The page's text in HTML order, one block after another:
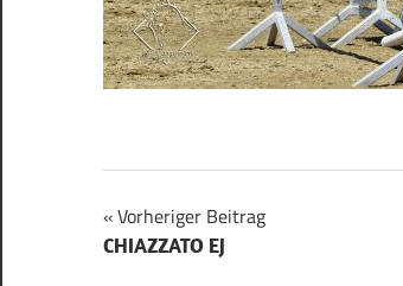
Beitragsnavigation
Vorheriger Beitrag
CHIAZZATO EJ